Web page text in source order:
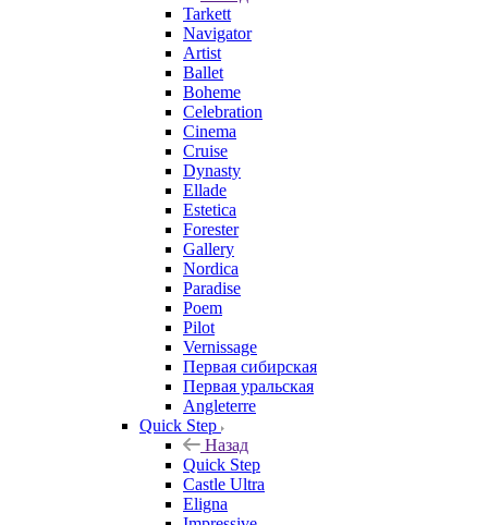
Tarkett
Navigator
Artist
Ballet
Boheme
Celebration
Cinema
Cruise
Dynasty
Ellade
Estetica
Forester
Gallery
Nordica
Paradise
Poem
Pilot
Vernissage
Первая сибирская
Первая уральская
Angleterre
Quick Step
Назад
Quick Step
Castle Ultra
Eligna